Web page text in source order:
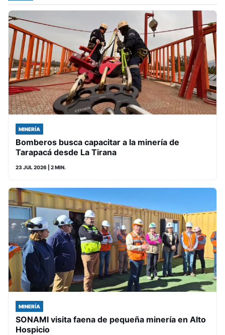
MINERÍA
Bomberos busca capacitar a la minería de
Tarapacá desde La Tirana
23 JUL 2026 | 2 MIN.
MINERÍA
SONAMI visita faena de pequeña minería en Alto
Hospicio